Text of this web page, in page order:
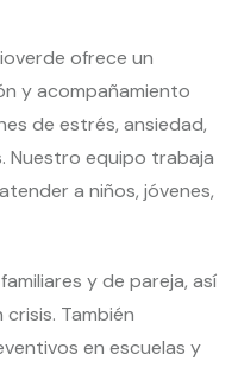
ofrece un
y acompañamiento
de estrés, ansiedad,
Nuestro equipo trabaja
a niños, jóvenes,
y de pareja, así
También
en escuelas y